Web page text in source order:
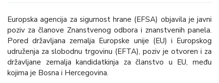
Europska agencija za sigurnost hrane (EFSA) objavila je javni
poziv za članove Znanstvenog odbora i znanstvenih panela.
Pored državljana zemalja Europske unije (EU) i Europskog
udruženja za slobodnu trgovinu (EFTA), poziv je otvoren i za
državljane zemalja kandidatkinja za članstvo u EU, među
kojima je Bosna i Hercegovina.